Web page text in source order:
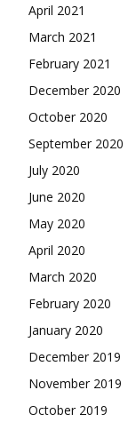
April 2021
March 2021
February 2021
December 2020
October 2020
September 2020
July 2020
June 2020
May 2020
April 2020
March 2020
February 2020
January 2020
December 2019
November 2019
October 2019